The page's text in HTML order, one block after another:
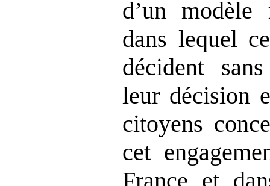
d’un modèle
dans lequel
décident
leur décision
citoyens
cet
France et